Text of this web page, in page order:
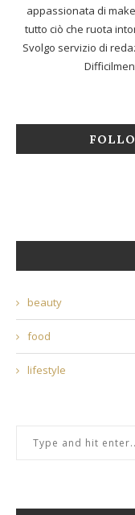
appassionata di
tutto ciò che ruota
Svolgo servizio di
beauty
food
lifestyle